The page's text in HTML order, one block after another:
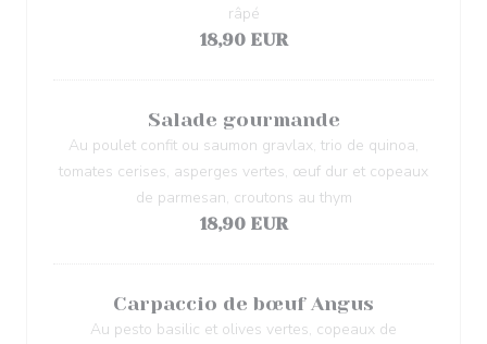
râpé
18,90 EUR
Salade gourmande
Au poulet confit ou saumon gravlax, trio de quinoa,
tomates cerises, asperges vertes, œuf dur et copeaux
de parmesan, croutons au thym
18,90 EUR
Carpaccio de bœuf Angus
Au pesto basilic et olives vertes, copeaux de